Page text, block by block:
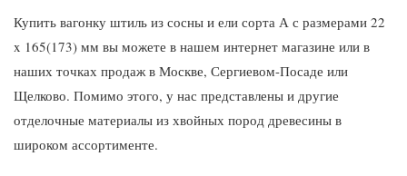
Купить вагонку штиль из сосны и ели сорта А с размерами 22
x 165(173) мм вы можете в нашем интернет магазине или в
наших точках продаж в Москве, Сергиевом-Посаде или
Щелково. Помимо этого, у нас представлены и другие
отделочные материалы из хвойных пород древесины в
широком ассортименте.